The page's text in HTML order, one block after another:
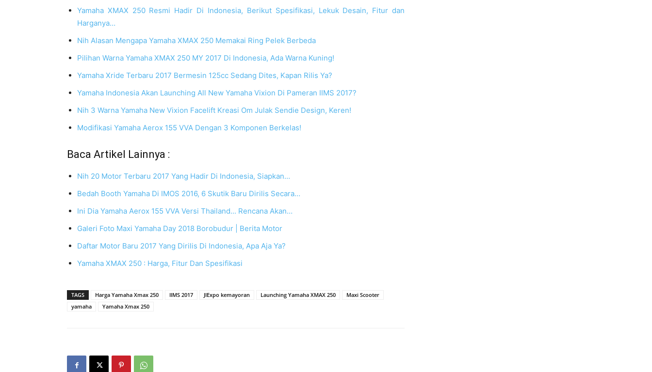
Yamaha XMAX 250 Resmi Hadir Di Indonesia, Berikut Spesifikasi, Lekuk Desain, Fitur dan
Harganya…
Nih Alasan Mengapa Yamaha XMAX 250 Memakai Ring Pelek Berbeda
Pilihan Warna Yamaha XMAX 250 MY 2017 Di Indonesia, Ada Warna Kuning!
Yamaha Xride Terbaru 2017 Bermesin 125cc Sedang Dites, Kapan Rilis Ya?
Yamaha Indonesia Akan Launching All New Yamaha Vixion Di Pameran IIMS 2017?
Nih 3 Warna Yamaha New Vixion Facelift Kreasi Om Julak Sendie Design, Keren!
Modifikasi Yamaha Aerox 155 VVA Dengan 3 Komponen Berkelas!
Baca Artikel Lainnya :
Nih 20 Motor Terbaru 2017 Yang Hadir Di Indonesia, Siapkan…
Bedah Booth Yamaha Di IMOS 2016, 6 Skutik Baru Dirilis Secara…
Ini Dia Yamaha Aerox 155 VVA Versi Thailand... Rencana Akan…
Galeri Foto Maxi Yamaha Day 2018 Borobudur | Berita Motor
Daftar Motor Baru 2017 Yang Dirilis Di Indonesia, Apa Aja Ya?
Yamaha XMAX 250 : Harga, Fitur Dan Spesifikasi
TAGS Harga Yamaha Xmax 250 IIMS 2017 JIExpo kemayoran Launching Yamaha XMAX 250
Maxi Scooter
yamaha
Yamaha Xmax 250